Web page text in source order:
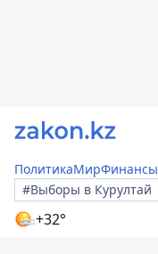
ПолитикаМирФинансы
#Выборы в Курултай
+32°